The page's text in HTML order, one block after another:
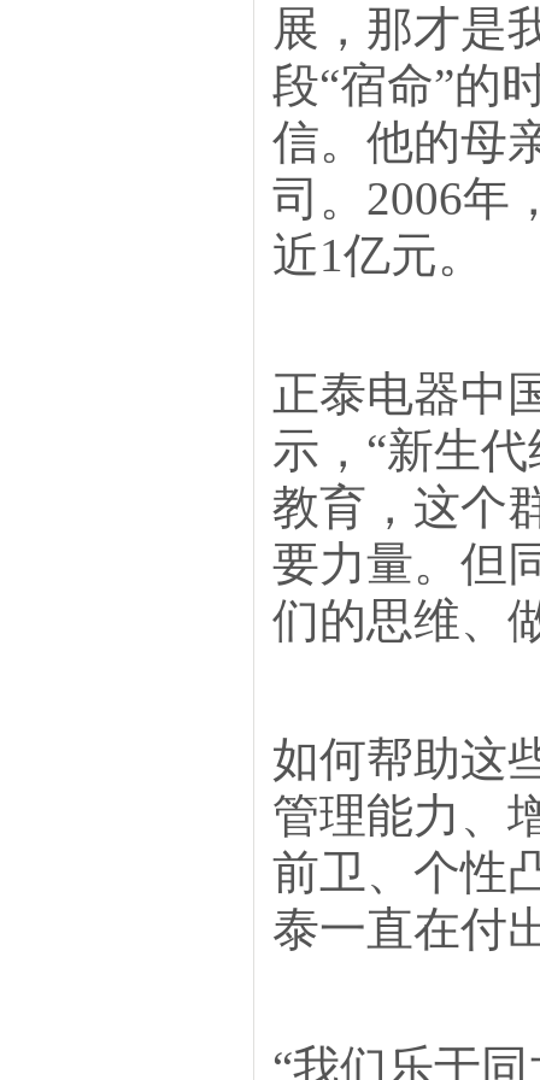
展，那才是
段“宿命”的
信。他的母
司。2006年
近1亿元。
正泰电器中
示，“新生
教育，这个
要力量。但
们的思维、
如何帮助这
管理能力、
前卫、个性
泰一直在付
“我们乐于